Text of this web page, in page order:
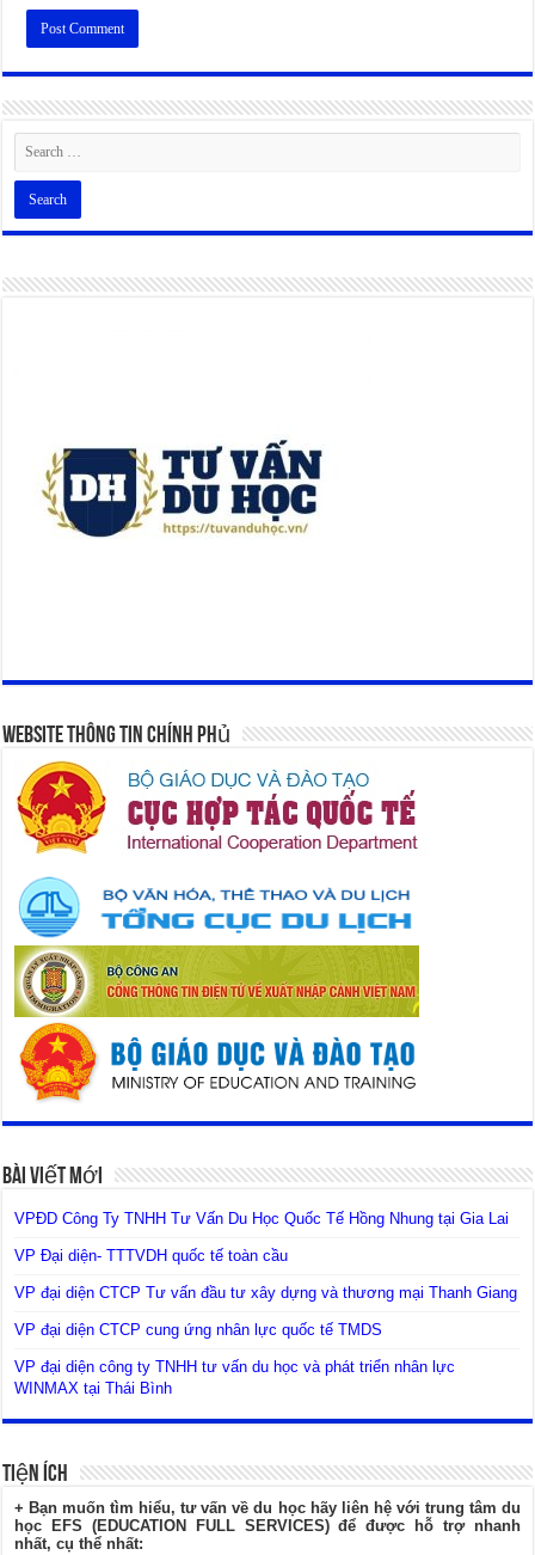
Alternative:
Website Thông Tin Chính Phủ
Bài Viết Mới
VPĐD Công Ty TNHH Tư Vấn Du Học Quốc Tế Hồng Nhung tại Gia Lai
VP Đại diện- TTTVDH quốc tế toàn cầu
VP đại diện CTCP Tư vấn đầu tư xây dựng và thương mại Thanh Giang
VP đại diện CTCP cung ứng nhân lực quốc tế TMDS
VP đại diện công ty TNHH tư vấn du học và phát triển nhân lực
WINMAX tại Thái Bình
Tiện Ích
+ Bạn muốn tìm hiểu, tư vấn về du học hãy liên hệ với trung tâm du
học EFS (EDUCATION FULL SERVICES) để được hỗ trợ nhanh
nhất, cụ thể nhất: